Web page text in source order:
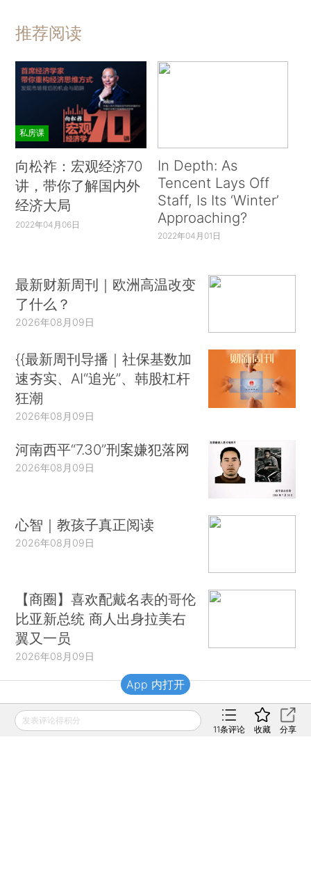
推荐阅读
私房课
向松祚：宏观经济70
讲，带你了解国内外
经济大局
2022年04月06日
In Depth: As
Tencent Lays Off
Staff, Is Its ‘Winter’
Approaching?
2022年04月01日
最新财新周刊｜欧洲高温改变
了什么？
2026年08月09日
{{最新周刊导播｜社保基数加
速夯实、AI“追光”、韩股杠杆
狂潮
2026年08月09日
河南西平“7.30”刑案嫌犯落网
2026年08月09日
心智｜教孩子真正阅读
2026年08月09日
【商圈】喜欢配戴名表的哥伦
比亚新总统 商人出身拉美右
翼又一员
2026年08月09日
财新移动
发表评论得积分
11条评论 收藏 分享
App 内打开